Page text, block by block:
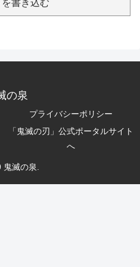
書き込む
の泉
プライバシーポリシー
「鬼滅の刃」公式ポータルサイト
へ
鬼滅の泉.